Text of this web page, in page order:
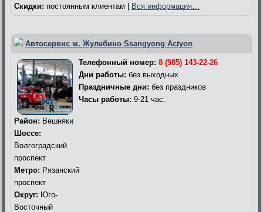
Скидки: постоянным клиентам | Вся информация…
Автосервис м. Жулебино Ssangyong Actyon
Телефонный номер: 8 (985) 143-22-26
Дни работы: без выходных
Праздничные дни: без праздников
Часы работы: 9-21 час.
Район: Вешняки
Шоссе:
Волгоградский
проспект
Метро: Рязанский
проспект
Округ: Юго-
Восточный